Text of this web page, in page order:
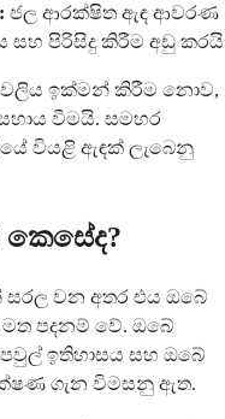
ජල ආරක්ෂිත ඇඳ ආවරණ
පිරිසිදු කිරීම අඩු කරයි
ඉක්මන් කිරීම නොව,
වීමයි. සමහර
වියළි ඇඳක් ලැබෙනු
සරල වන අතර එය ඔබේ
පදනම් වේ. ඔබේ
පවුල් ඉතිහාසය සහ ඔබේ
ගැන විමසනු ඇත.